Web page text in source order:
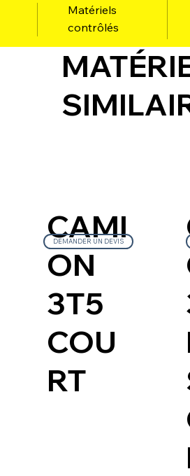
CAMI
ON
3T5
COU
RT
DEMANDER UN DEVIS
Matériels
contrôlés